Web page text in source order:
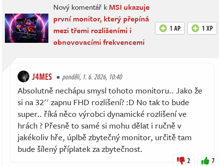
Nový komentář k MSI ukazuje
první monitor, který přepíná
mezi třemi rozlišeními i
obnovovacími frekvencemi
1 AP 1 XP
J4MES pondělí, 1. 6. 2026, 10:40
Absolutně nechápu smysl tohoto monitoru.. Jako že
si na 32'' zapnu FHD rozlišení? :D No tak to bude
super.. říká něco výrobci dynamické rozlišení ve
hrách ? Přesně to samé si mohu dělat i ručně v
jakékoliv hře, úplbě zbytečný monitor, určitě tam
bude šílený příplatek za zbytečnost.
2 7